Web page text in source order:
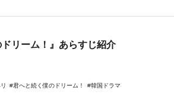
リーム！』あらすじ紹介
君へと続く僕のドリーム！ 韓国ドラマ